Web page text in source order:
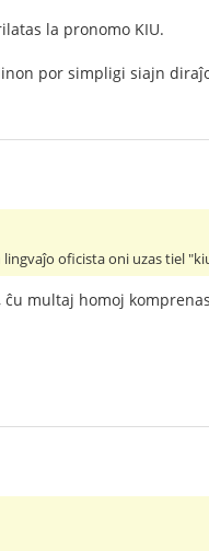
la pronomo KIU.
por simpligi siajn
oficista oni uzas tiel
multaj homoj